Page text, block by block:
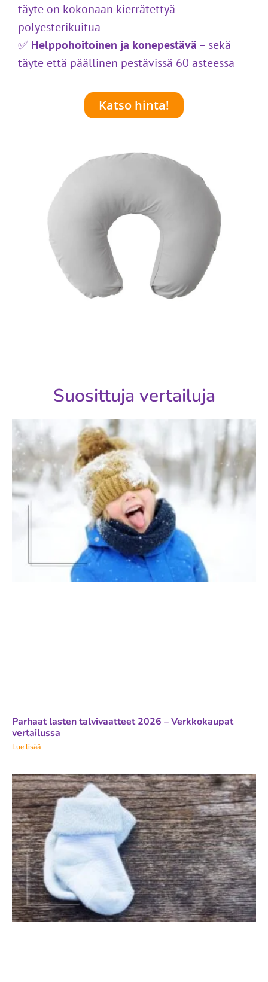
täyte on kokonaan kierrätettyä
polyesterikuitua
✅ Helppohoitoinen ja konepestävä – sekä
täyte että päällinen pestävissä 60 asteessa
Katso hinta!
Suosittuja vertailuja
Parhaat lasten talvivaatteet 2026 – Verkkokaupat
vertailussa
Lue lisää